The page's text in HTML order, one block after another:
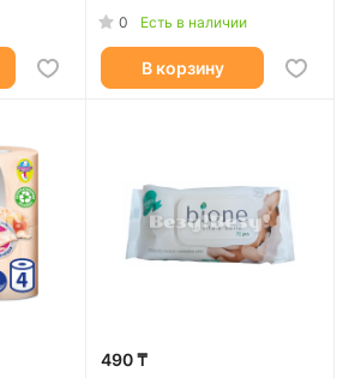
защита Нормал Плюс 8шт
0 Есть в наличии
В корзину
490 ₸